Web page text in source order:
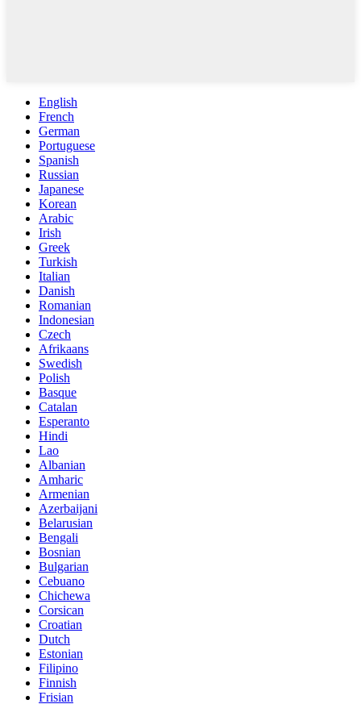
English
French
German
Portuguese
Spanish
Russian
Japanese
Korean
Arabic
Irish
Greek
Turkish
Italian
Danish
Romanian
Indonesian
Czech
Afrikaans
Swedish
Polish
Basque
Catalan
Esperanto
Hindi
Lao
Albanian
Amharic
Armenian
Azerbaijani
Belarusian
Bengali
Bosnian
Bulgarian
Cebuano
Chichewa
Corsican
Croatian
Dutch
Estonian
Filipino
Finnish
Frisian